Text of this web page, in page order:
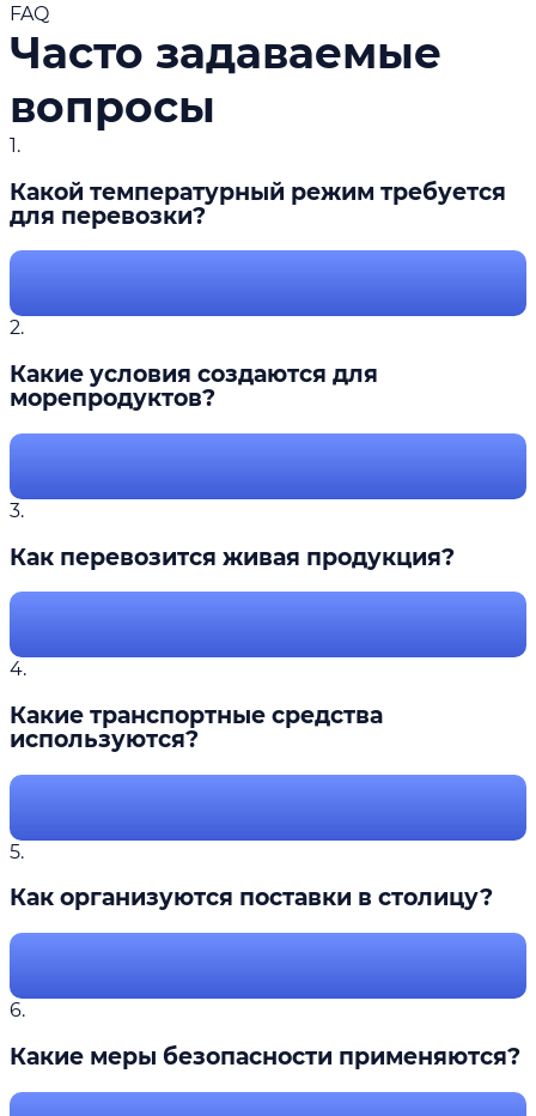
FAQ
Часто задаваемые
вопросы
1.
Какой температурный режим требуется
для перевозки?
2.
Какие условия создаются для
морепродуктов?
3.
Как перевозится живая продукция?
4.
Какие транспортные средства
используются?
5.
Как организуются поставки в столицу?
6.
Какие меры безопасности применяются?